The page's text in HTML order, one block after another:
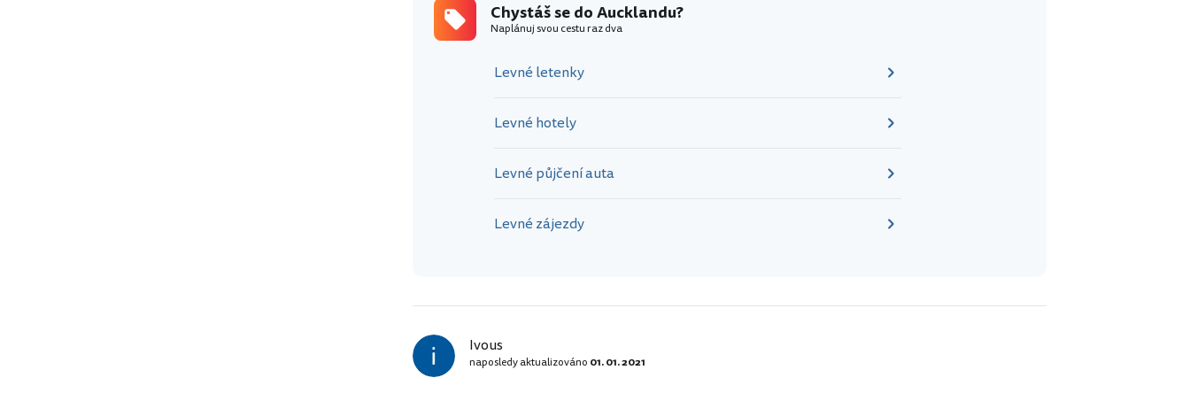
Chystáš se do Aucklandu?
Naplánuj svou cestu raz dva
Levné letenky
Levné hotely
Levné půjčení auta
Levné zájezdy
Ivous
naposledy aktualizováno 01. 01. 2021